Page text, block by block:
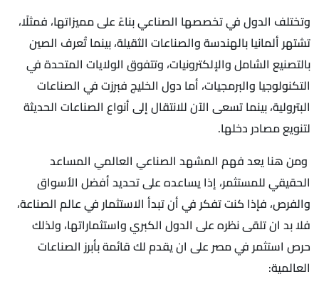
وتختلف الدول في تخصصها الصناعي بناءً على مميزاتها، فمثلًا،
تشتهر ألمانيا بالهندسة والصناعات الثقيلة، بينما تُعرف الصين
بالتصنيع الشامل والإلكترونيات، وتتفوق الولايات المتحدة في
التكنولوجيا والبرمجيات، أما دول الخليج فبرزت في الصناعات
البترولية، بينما تسعى الآن للانتقال إلى أنواع الصناعات الحديثة
لتنويع مصادر دخلها.
ومن هنا يعد فهم المشهد الصناعي العالمي المساعد
الحقيقي للمستثمر، إذا يساعده على تحديد أفضل الأسواق
والفرص، فإذا كنت تفكر في أن تبدأ الاستثمار في عالم الصناعة،
فلا بد ان تلقى نظره على الدول الكبري واستثماراتها، ولذلك
حرص استثمر في مصر على ان يقدم لك قائمة بأبرز الصناعات
العالمية: